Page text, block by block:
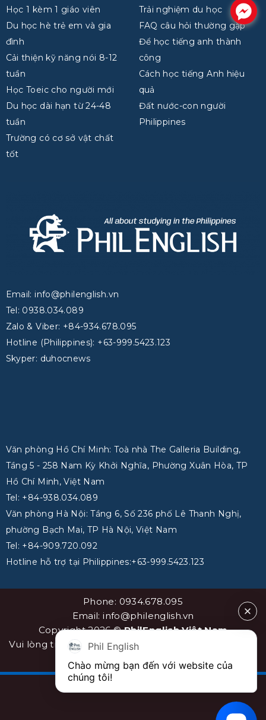
Học 1 kèm 1 giáo viên
Du học hè trẻ em và gia
đình
Cải thiện kỹ năng nói 8-12
tuần
Học Toeic cho người mới
Du học dài hạn từ 24-48
tuần
Trường có cơ sở vật chất
tốt
Trải nghiệm du học
FAQ câu hỏi thường gặp
Để học tiếng anh thành
công
Cách học tiếng Anh hiệu
quả
Đất nước-con người
Philippines
Email: info@philenglish.vn
Tel: 0938.034.089
Zalo & Viber: +84-934.678.095
Hotline (Philippines): +63-999.5423.123
Skyper: duhocnews
Văn phòng Hồ Chí Minh: Toà nhà The Galleria Building,
Tầng 5 - 258 Nam Kỳ Khởi Nghĩa, Phường Xuân Hòa, TP
Hồ Chí Minh, Việt Nam
Tel: +84-938.034.089
Văn phòng Hà Nội: Tầng 6, Số 236 phố Lê Thanh Nghị,
phường Bạch Mai, TP Hà Nội, Việt Nam
Tel: +84-909.720.092
Hotline hỗ trợ tại Philippines:+63-999.5423.123
Phone: 0934.678.095
Email: info@philenglish.vn
Copyright 2026 ©PhilEnglish Việt Nam
Vui lòng trích dẫn nguồn khi sao chép bài viết. Sơ đồ
website
sitemap
.
Phil English
Chào mừng bạn đến với website của
chúng tôi!